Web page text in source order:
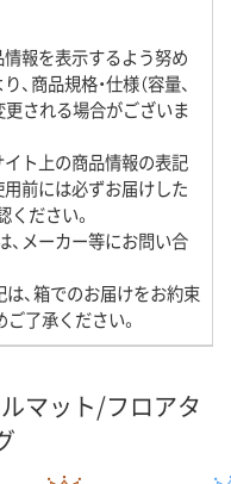
報を表示するよう努め
商品規格・仕様（容量、
更される場合がございま
イト上の商品情報の表記
前には必ずお届けした
ださい。
、メーカー等にお問い合
は、箱でのお届けをお約束
了承ください。
マット/フロアタ